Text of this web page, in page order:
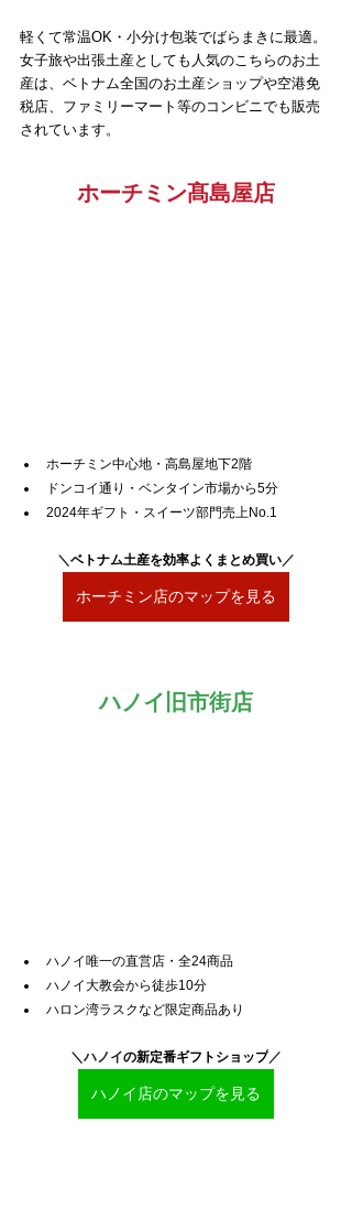
軽くて常温OK・小分け包装でばらまきに最適。
女子旅や出張土産としても人気のこちらのお土
産は、ベトナム全国のお土産ショップや空港免
税店、ファミリーマート等のコンビニでも販売
されています。
ホーチミン髙島屋店
ホーチミン中心地・高島屋地下2階
ドンコイ通り・ベンタイン市場から5分
2024年ギフト・スイーツ部門売上No.1
＼ベトナム土産を効率よくまとめ買い／
ホーチミン店のマップを見る
ハノイ旧市街店
ハノイ唯一の直営店・全24商品
ハノイ大教会から徒歩10分
ハロン湾ラスクなど限定商品あり
＼ハノイの新定番ギフトショップ ／
ハノイ店のマップを見る